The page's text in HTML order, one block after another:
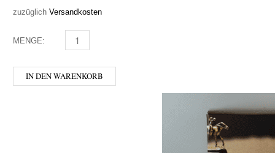
zuzüglich Versandkosten
MENGE: JOHNNIE WALKER - BLUE LABEL MENGE
IN DEN WARENKORB